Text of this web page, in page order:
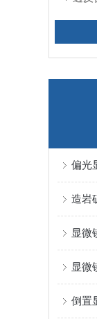
偏光
造岩
显微
显微
倒置